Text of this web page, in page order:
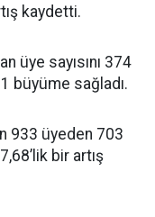
kaydetti.
üye sayısını 374
büyüme sağladı.
933 üyeden 703
bir artış